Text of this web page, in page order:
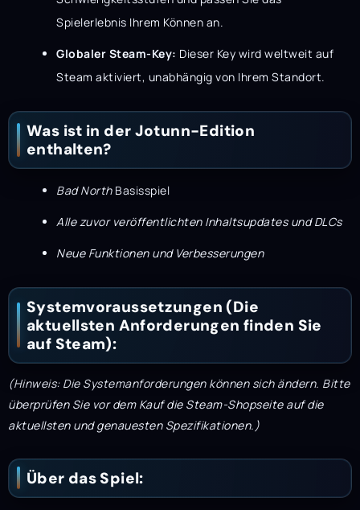
Spielerlebnis Ihrem Können an.
Globaler Steam-Key: Dieser Key wird weltweit auf
Steam aktiviert, unabhängig von Ihrem Standort.
Was ist in der Jotunn-Edition
enthalten?
Bad NorthBasisspiel
Alle zuvor veröffentlichten Inhaltsupdates und DLCs
Neue Funktionen und Verbesserungen
Systemvoraussetzungen (Die
aktuellsten Anforderungen finden Sie
auf Steam):
(Hinweis: Die Systemanforderungen können sich ändern. Bitte
überprüfen Sie vor dem Kauf die Steam-Shopseite auf die
aktuellsten und genauesten Spezifikationen.)
Über das Spiel: